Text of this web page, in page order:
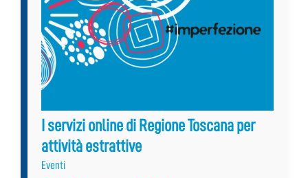
I servizi online di Regione Toscana per
attività estrattive
Eventi